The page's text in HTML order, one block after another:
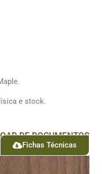
e stock.
DE DOCUMENTOS
Fichas Técnicas